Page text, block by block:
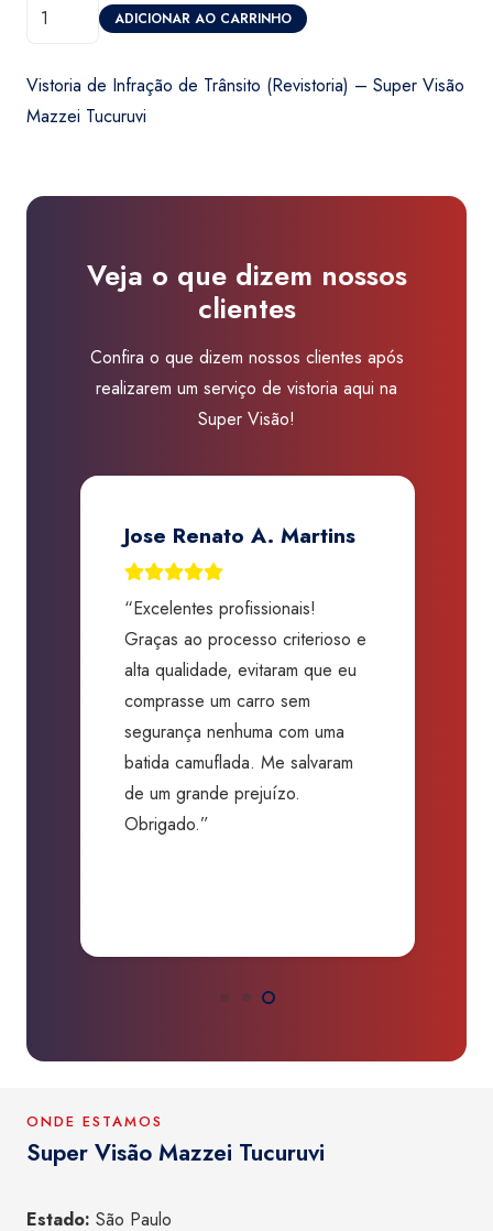
Vistoria
-
quantidade
ADICIONAR AO CARRINHO
Vistoria de Infração de Trânsito (Revistoria) – Super Visão
Mazzei Tucuruvi
Veja o que dizem nossos
clientes
Confira o que dizem nossos clientes após
realizarem um serviço de vistoria aqui na
Super Visão!
Jose Renato A. Martins
“Excelentes profissionais!
Graças ao processo criterioso e
alta qualidade, evitaram que eu
comprasse um carro sem
segurança nenhuma com uma
batida camuflada. Me salvaram
de um grande prejuízo.
Obrigado.”
ONDE ESTAMOS
Super Visão Mazzei Tucuruvi
Estado: São Paulo